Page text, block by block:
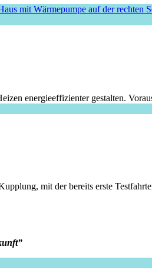
energieeffizienter gestalten.
mit der bereits erste